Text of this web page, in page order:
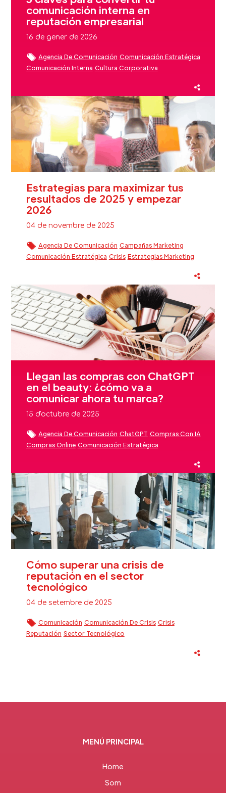
comunicación interna en
reputación empresarial
16 de gener de 2026
Agencia De Comunicación Comunicación Estratégica
Comunicación Interna Cultura Corporativa
Liderazgo
Reputación Reputación De Marca
Reputación Marca
Estrategias para maximizar tus
resultados de 2025 y empezar
2026
04 de novembre de 2025
Agencia De Comunicación Campañas Marketing
Comunicación Estratégica Crisis Estrategias Marketing
Sector Beauty
Llegan las compras con ChatGPT
en el beauty: ¿cómo va a
comunicar ahora tu marca?
15 d'octubre de 2025
Agencia De Comunicación ChatGPT Compras Con IA
Compras Online Comunicación Estratégica
Cómo superar una crisis de
reputación en el sector
tecnológico
04 de setembre de 2025
Comunicación Comunicación De Crisis Crisis
Reputación Sector Tecnológico
MENÚ PRINCIPAL
Home
Som